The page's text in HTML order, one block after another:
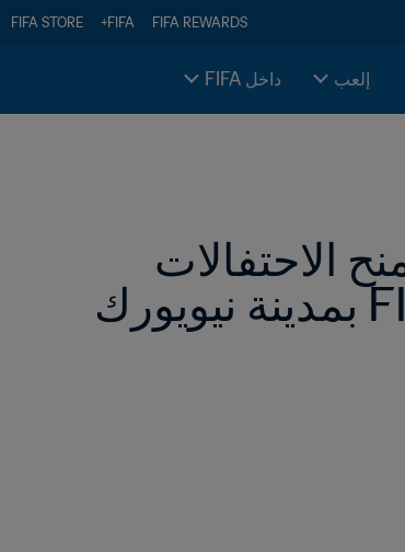
FIFA REWARDS
FIFA+
FIFA STORE
إلعب داخل FIFA